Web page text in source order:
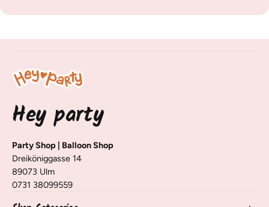
Hey party
Party Shop | Balloon Shop
Dreiköniggasse 14
89073 Ulm
0731 38099559